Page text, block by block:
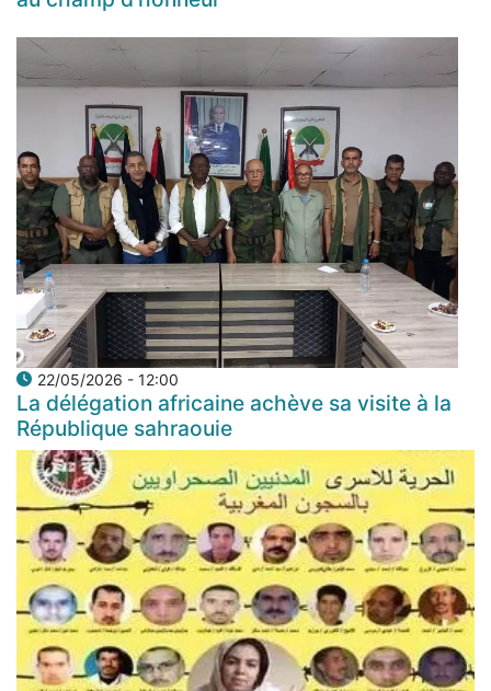
22/05/2026 - 12:00
La délégation africaine achève sa visite à la
République sahraouie